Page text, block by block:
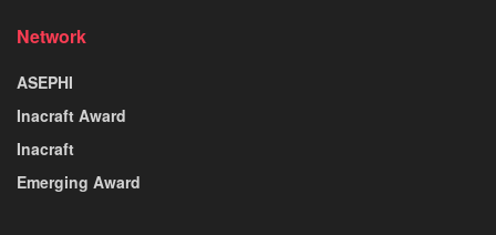
Network
ASEPHI
Inacraft Award
Inacraft
Emerging Award